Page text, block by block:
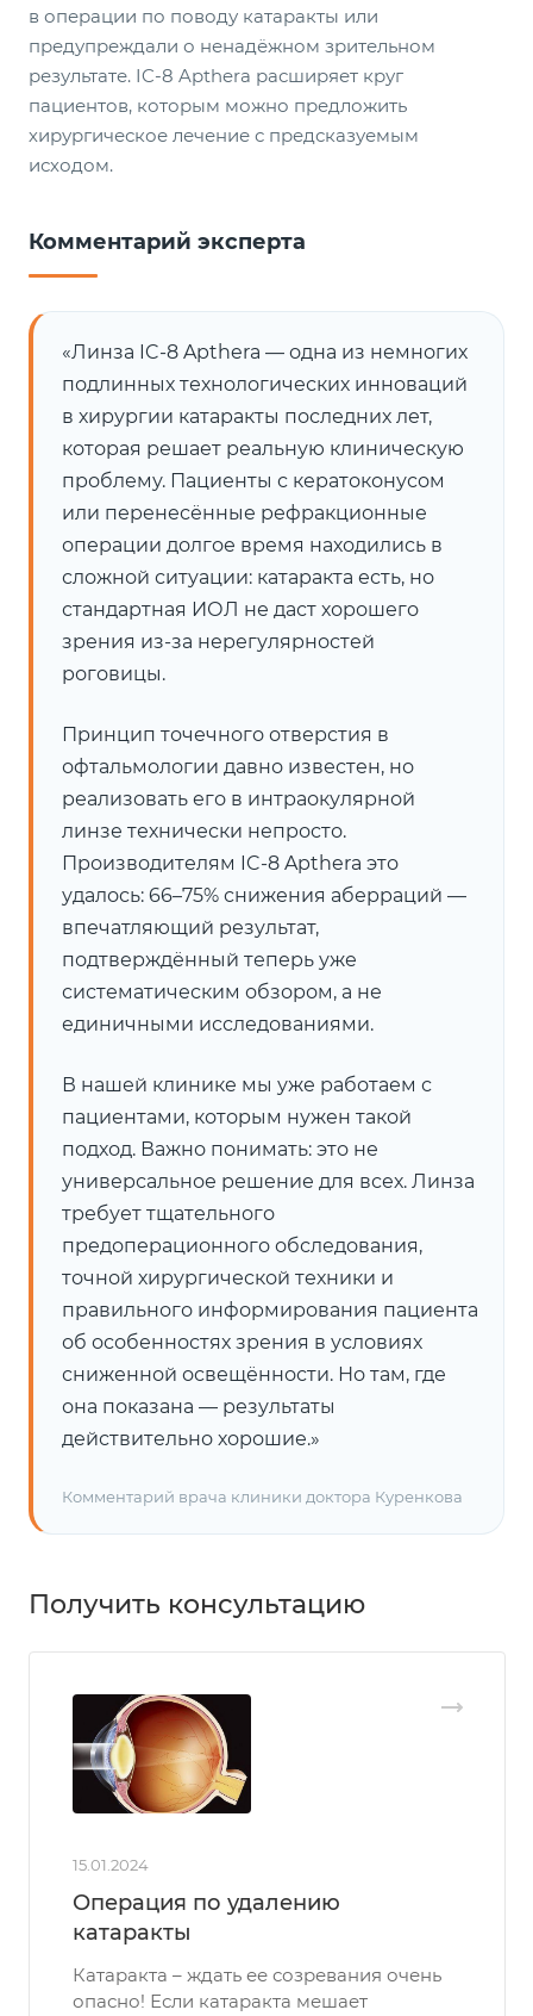
в операции по поводу катаракты или
предупреждали о ненадёжном зрительном
результате. IC-8 Apthera расширяет круг
пациентов, которым можно предложить
хирургическое лечение с предсказуемым
исходом.
Комментарий эксперта
«Линза IC-8 Apthera — одна из немногих
подлинных технологических инноваций
в хирургии катаракты последних лет,
которая решает реальную клиническую
проблему. Пациенты с кератоконусом
или перенесённые рефракционные
операции долгое время находились в
сложной ситуации: катаракта есть, но
стандартная ИОЛ не даст хорошего
зрения из-за нерегулярностей
роговицы.
Принцип точечного отверстия в
офтальмологии давно известен, но
реализовать его в интраокулярной
линзе технически непросто.
Производителям IC-8 Apthera это
удалось: 66–75% снижения аберраций —
впечатляющий результат,
подтверждённый теперь уже
систематическим обзором, а не
единичными исследованиями.
В нашей клинике мы уже работаем с
пациентами, которым нужен такой
подход. Важно понимать: это не
универсальное решение для всех. Линза
требует тщательного
предоперационного обследования,
точной хирургической техники и
правильного информирования пациента
об особенностях зрения в условиях
сниженной освещённости. Но там, где
она показана — результаты
действительно хорошие.»
Комментарий врача клиники доктора Куренкова
Получить консультацию
15.01.2024
Операция по удалению
катаракты
Катаракта – ждать ее созревания очень
опасно! Если катаракта мешает